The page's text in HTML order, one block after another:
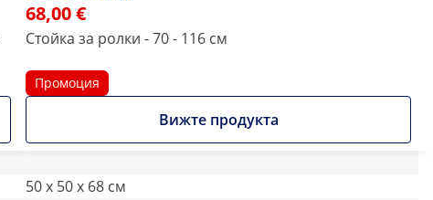
68,00 €
Стойка за ролки - 70 - 116 см
Промоция
Вижте продукта
50 x 50 x 68 см